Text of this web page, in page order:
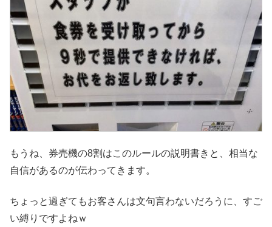
もうね、券売機の8割はこのルールの説明書きと、相当な
自信があるのが伝わってきます。
ちょっと過ぎてもお客さんは文句言わないだろうに、すご
い縛りですよねｗ